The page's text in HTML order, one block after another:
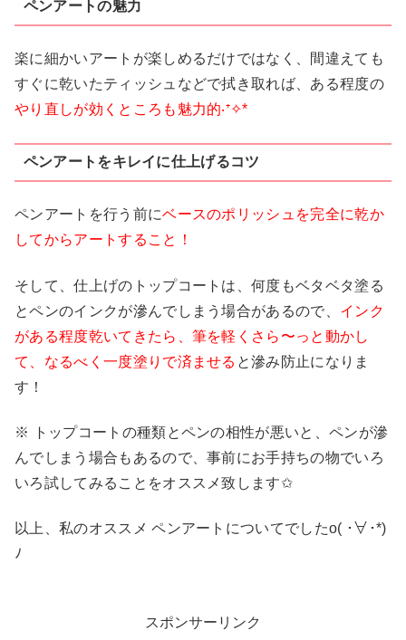
ペンアートの魅力
楽に細かいアートが楽しめるだけではなく、間違えても
すぐに乾いたティッシュなどで拭き取れば、ある程度の
やり直しが効くところも魅力的‧⁺✧︎*
ペンアートをキレイに仕上げるコツ
ペンアートを行う前にベースのポリッシュを完全に乾か
してからアートすること！
そして、仕上げのトップコートは、何度もベタベタ塗る
とペンのインクが滲んでしまう場合があるので、 インク
がある程度乾いてきたら、筆を軽くさら〜っと動かし
て、なるべく一度塗りで済ませる と滲み防止になりま
す！
※ トップコートの種類とペンの相性が悪いと、ペンが滲
んでしまう場合もあるので、事前にお手持ちの物でいろ
いろ試してみることをオススメ致します✩︎
以上、私のオススメ ペンアートについてでしたo( ･∀︎･*)
ﾉ
スポンサーリンク